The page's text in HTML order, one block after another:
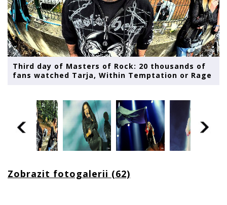
Third day of Masters of Rock: 20 thousands of
fans watched Tarja, Within Temptation or Rage
Zobrazit fotogalerii (62)